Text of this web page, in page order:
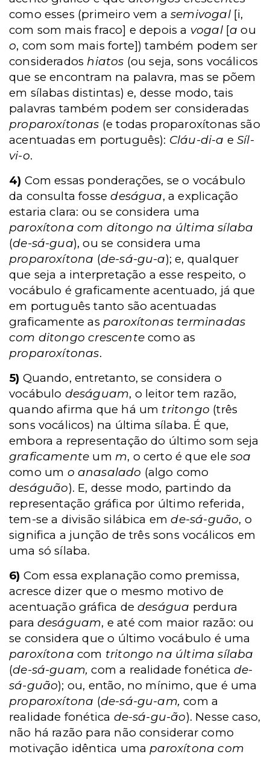
como esses (primeiro vem asemivogal[i,
com som mais fraco] e depois a vogal[aou
o, com som mais forte]) também podem ser
considerados hiatos (ou seja, sons vocálicos
que se encontram na palavra, mas se põem
em sílabas distintas) e, desse modo, tais
palavras também podem ser consideradas
proparoxítonas (e todas proparoxítonas são
acentuadas em português): Cláu-di-a eSíl-
vi-o.
4) Com essas ponderações, se o vocábulo
da consulta fossedeságua, a explicação
estaria clara: ou se considera uma
paroxítona com ditongo na última sílaba
(de-sá-gua), ou se considera uma
proparoxítona (de-sá-gu-a); e, qualquer
que seja a interpretação a esse respeito, o
vocábulo é graficamente acentuado, já que
em português tanto são acentuadas
graficamente as paroxítonas terminadas
com ditongo crescentecomo as
proparoxítonas.
5) Quando, entretanto, se considera o
vocábulo deságuam, o leitor tem razão,
quando afirma que há um tritongo (três
sons vocálicos) na última sílaba. É que,
embora a representação do último som seja
graficamente um m, o certo é que ele soa
como um o anasalado (algo como
deságuão). E, desse modo, partindo da
representação gráfica por último referida,
tem-se a divisão silábica emde-sá-guão, o
significa a junção de três sons vocálicos em
uma só sílaba.
6) Com essa explanação como premissa,
acresce dizer que o mesmo motivo de
acentuação gráfica dedeságua perdura
para deságuam, e até com maior razão: ou
se considera que o último vocábulo é uma
paroxítonacom tritongo na última sílaba
(de-sá-guam,com a realidade fonéticade-
sá-guão); ou, então, no mínimo, que é uma
proparoxítona (de-sá-gu-am,com a
realidade fonética de-sá-gu-ão). Nesse caso,
não há razão para não considerar como
motivação idêntica uma paroxítona com